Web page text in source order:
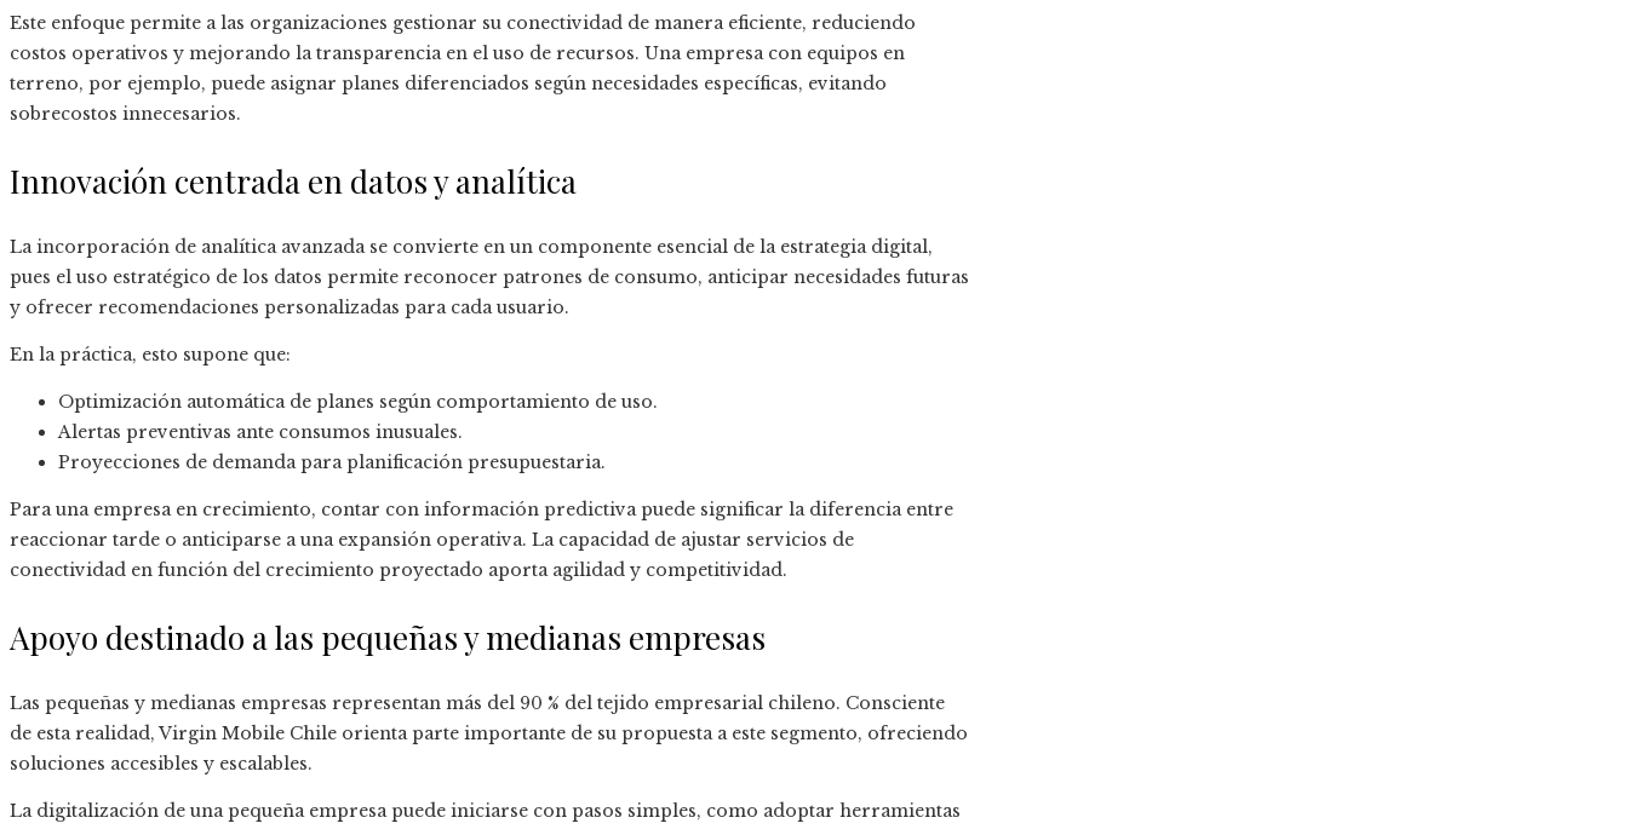
Este enfoque permite a las organizaciones gestionar su conectividad de manera eficiente, reduciendo
costos operativos y mejorando la transparencia en el uso de recursos. Una empresa con equipos en
terreno, por ejemplo, puede asignar planes diferenciados según necesidades específicas, evitando
sobrecostos innecesarios.
Innovación centrada en datos y analítica
La incorporación de analítica avanzada se convierte en un componente esencial de la estrategia digital,
pues el uso estratégico de los datos permite reconocer patrones de consumo, anticipar necesidades futuras
y ofrecer recomendaciones personalizadas para cada usuario.
En la práctica, esto supone que:
Optimización automática de planes según comportamiento de uso.
Alertas preventivas ante consumos inusuales.
Proyecciones de demanda para planificación presupuestaria.
Para una empresa en crecimiento, contar con información predictiva puede significar la diferencia entre
reaccionar tarde o anticiparse a una expansión operativa. La capacidad de ajustar servicios de
conectividad en función del crecimiento proyectado aporta agilidad y competitividad.
Apoyo destinado a las pequeñas y medianas empresas
Las pequeñas y medianas empresas representan más del 90 % del tejido empresarial chileno. Consciente
de esta realidad, Virgin Mobile Chile orienta parte importante de su propuesta a este segmento, ofreciendo
soluciones accesibles y escalables.
La digitalización de una pequeña empresa puede iniciarse con pasos simples, como adoptar herramientas